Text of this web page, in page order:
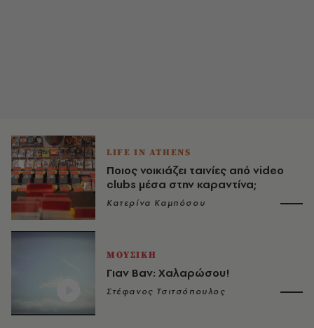
LIFE IN ATHENS
Ποιος νοικιάζει ταινίες από video
clubs μέσα στην καραντίνα;
Κατερίνα Καμπόσου
ΜΟΥΣΙΚΗ
Γιαν Βαν: Χαλαρώσου!
Στέφανος Τσιτσόπουλος